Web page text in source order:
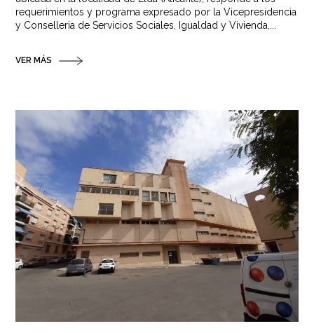
requerimientos y programa expresado por la Vicepresidencia
y Conselleria de Servicios Sociales, Igualdad y Vivienda,...
VER MÁS